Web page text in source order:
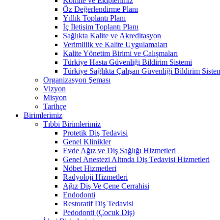
Öz Değerlendirme Planı
Yıllık Toplantı Planı
İç İletişim Toplantı Planı
Sağlıkta Kalite ve Akreditasyon
Verimlilik ve Kalite Uygulamaları
Kalite Yönetim Birimi ve Çalışmaları
Türkiye Hasta Güvenliği Bildirim Sistemi
Türkiye Sağlıkta Çalışan Güvenliği Bildirim
Organizasyon Şeması
Vizyon
Misyon
Tarihçe
Birimlerimiz
Tıbbi Birimlerimiz
Protetik Diş Tedavisi
Genel Klinikler
Evde Ağız ve Diş Sağlığı Hizmetleri
Genel Anestezi Altında Diş Tedavisi Hizmetleri
Nöbet Hizmetleri
Radyoloji Hizmetleri
Ağız Diş Ve Çene Cerrahisi
Endodonti
Restoratif Diş Tedavisi
Pedodonti (Çocuk Diş)